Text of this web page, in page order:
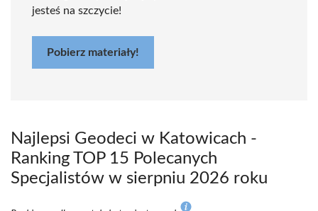
jesteś na szczycie!
Pobierz materiały!
Najlepsi Geodeci w Katowicach -
Ranking TOP 15 Polecanych
Specjalistów w sierpniu 2026 roku